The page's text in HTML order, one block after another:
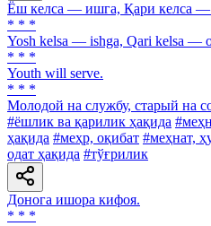
Ёш келса — ишга, Қари келса —
* * *
Yosh kelsa — ishga, Qari kelsa —
* * *
Youth will serve.
* * *
Молодой на службу, старый на
#ёшлик ва қарилик ҳақида
ҳақида #меҳр, оқибат #меҳнат,
одат ҳақида #тўғрилик
Донога ишора кифоя.
* * *